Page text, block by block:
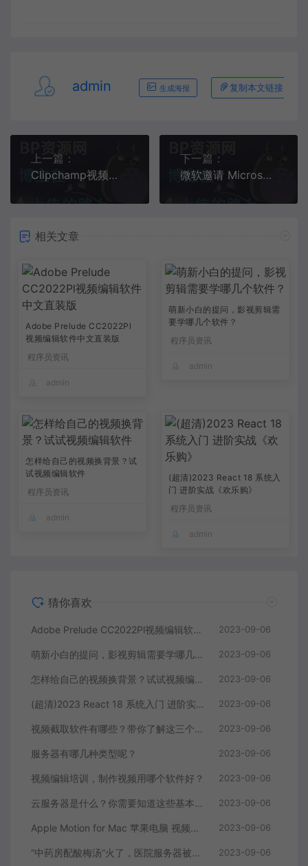
admin 生成海报 复制本文链接
上一篇：
Clipchamp视频编辑器“高级滤镜”面向Microsoft 365免费解锁那些搞笑穿帮镜头，有些连小孩都能看出来，导演你过来我们谈谈
下一篇：
微软邀请 Microsoft 365 商业用户，测试视频编辑器 Clipchamp女子"怀孕"12月未生产，肚重60公斤惨遭丈夫抛弃，医生：还能挽救
相关文章
Adobe Prelude CC2022Pl
视频编辑软件中文直装版
程序员资讯
admin
萌新小白的提问，影视剪辑需
要学哪几个软件？
程序员资讯
admin
怎样给自己的视频换背景？试
试视频编辑软件
程序员资讯
admin
(超清)2023 React 18 系统入
门 进阶实战《欢乐购》
程序员资讯
admin
猜你喜欢
Adobe Prelude CC2022Pl视频编辑软件中文直装版 2023-09-06
萌新小白的提问，影视剪辑需要学哪几个软件？ 2023-09-06
怎样给自己的视频换背景？试试视频编辑软件 2023-09-06
(超清)2023 React 18 系统入门 进阶实战《欢乐购》 2023-09-06
视频截取软件有哪些？带你了解这三个视频编辑软件 2023-09-06
服务器有哪几种类型呢？ 2023-09-06
视频编辑培训，制作视频用哪个软件好？ 2023-09-06
云服务器是什么？你需要知道这些基本知识 2023-09-06
Apple Motion for Mac 苹果电脑 视频编辑软件 2023-09-06
“中药房配酸梅汤”火了，医院服务器被挤爆，网友：更适合中国宝宝体质 2023-09-06